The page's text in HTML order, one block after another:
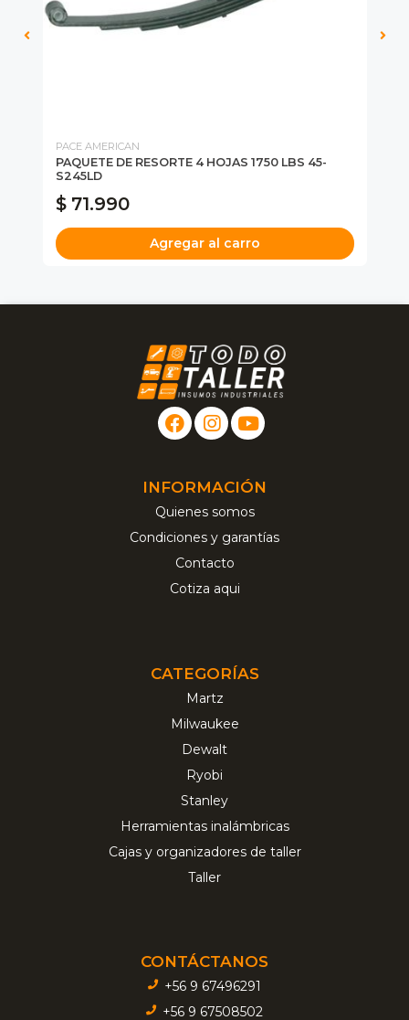
PACE AMERICAN
PAQUETE DE RESORTE 4 HOJAS 1750 LBS 45-
S245LD
$ 71.990
Agregar al carro
INFORMACIÓN
Quienes somos
Condiciones y garantías
Contacto
Cotiza aqui
CATEGORÍAS
Martz
Milwaukee
Dewalt
Ryobi
Stanley
Herramientas inalámbricas
Cajas y organizadores de taller
Taller
CONTÁCTANOS
+56 9 67496291
+56 9 67508502